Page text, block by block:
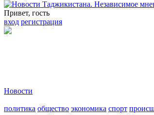
Привет, гость
вход регистрация
Новости
политика общество экономика спорт